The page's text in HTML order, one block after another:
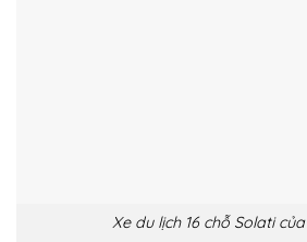
Xe du lịch 16 chỗ Solati